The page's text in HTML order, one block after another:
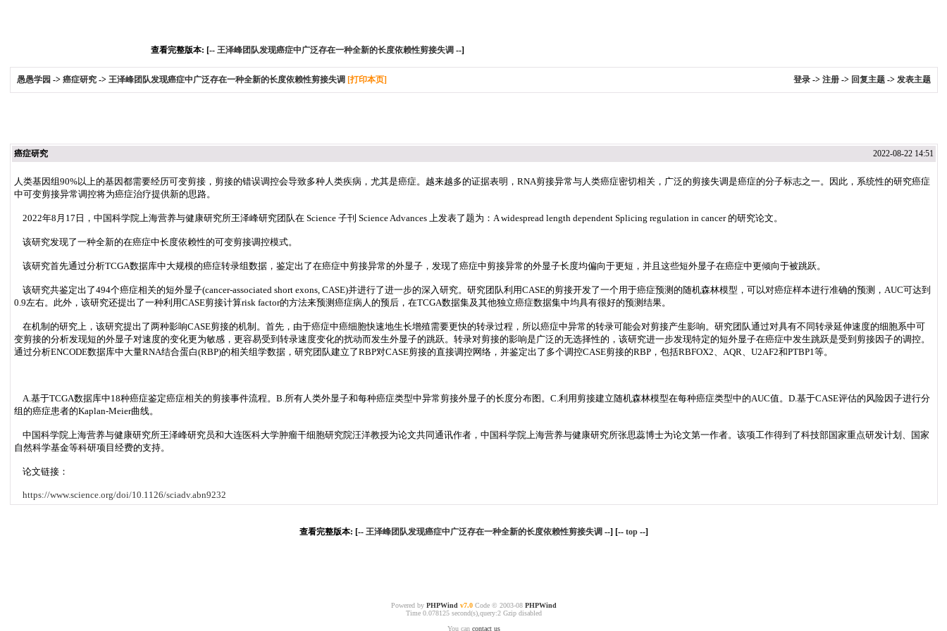
查看完整版本: [-- 王泽峰团队发现癌症中广泛存在一种全新的长度依赖性剪接失调 --]
愚愚学园 -> 癌症研究-> 王泽峰团队发现癌症中广泛存在一种全新的长度依赖性剪接失调 [打印本页] 登录-> 注册-> 回复主题-> 发表主题
癌症研究 2022-08-22 14:51
人类基因组90%以上的基因都需要经历可变剪接，剪接的错误调控会导致多种人类疾病，尤其是癌症。越来越多的证据表明，RNA剪接异常与人类癌症密切相关，广泛的剪接失调是癌症的分子标志之一。因此，系统性的研究癌症
中可变剪接异常调控将为癌症治疗提供新的思路。
2022年8月17日，中国科学院上海营养与健康研究所王泽峰研究团队在 Science 子刊 Science Advances 上发表了题为：A widespread length dependent Splicing regulation in cancer 的研究论文。
该研究发现了一种全新的在癌症中长度依赖性的可变剪接调控模式。
该研究首先通过分析TCGA数据库中大规模的癌症转录组数据，鉴定出了在癌症中剪接异常的外显子，发现了癌症中剪接异常的外显子长度均偏向于更短，并且这些短外显子在癌症中更倾向于被跳跃。
该研究共鉴定出了494个癌症相关的短外显子(cancer-associated short exons, CASE)并进行了进一步的深入研究。研究团队利用CASE的剪接开发了一个用于癌症预测的随机森林模型，可以对癌症样本进行准确的预测，AUC可达到
0.9左右。此外，该研究还提出了一种利用CASE剪接计算risk factor的方法来预测癌症病人的预后，在TCGA数据集及其他独立癌症数据集中均具有很好的预测结果。
在机制的研究上，该研究提出了两种影响CASE剪接的机制。首先，由于癌症中癌细胞快速地生长增殖需要更快的转录过程，所以癌症中异常的转录可能会对剪接产生影响。研究团队通过对具有不同转录延伸速度的细胞系中可
变剪接的分析发现短的外显子对速度的变化更为敏感，更容易受到转录速度变化的扰动而发生外显子的跳跃。转录对剪接的影响是广泛的无选择性的，该研究进一步发现特定的短外显子在癌症中发生跳跃是受到剪接因子的调控。
通过分析ENCODE数据库中大量RNA结合蛋白(RBP)的相关组学数据，研究团队建立了RBP对CASE剪接的直接调控网络，并鉴定出了多个调控CASE剪接的RBP，包括RBFOX2、AQR、U2AF2和PTBP1等。
A.基于TCGA数据库中18种癌症鉴定癌症相关的剪接事件流程。B.所有人类外显子和每种癌症类型中异常剪接外显子的长度分布图。C.利用剪接建立随机森林模型在每种癌症类型中的AUC值。D.基于CASE评估的风险因子进行分
组的癌症患者的Kaplan-Meier曲线。
中国科学院上海营养与健康研究所王泽峰研究员和大连医科大学肿瘤干细胞研究院汪洋教授为论文共同通讯作者，中国科学院上海营养与健康研究所张思蕊博士为论文第一作者。该项工作得到了科技部国家重点研发计划、国家
自然科学基金等科研项目经费的支持。
论文链接：
https://www.science.org/doi/10.1126/sciadv.abn9232
查看完整版本: [-- 王泽峰团队发现癌症中广泛存在一种全新的长度依赖性剪接失调 --] [-- top--]
Powered by PHPWind v7.0Code © 2003-08 PHPWind
Time 0.078125 second(s),query:2 Gzip disabled
You can contact us